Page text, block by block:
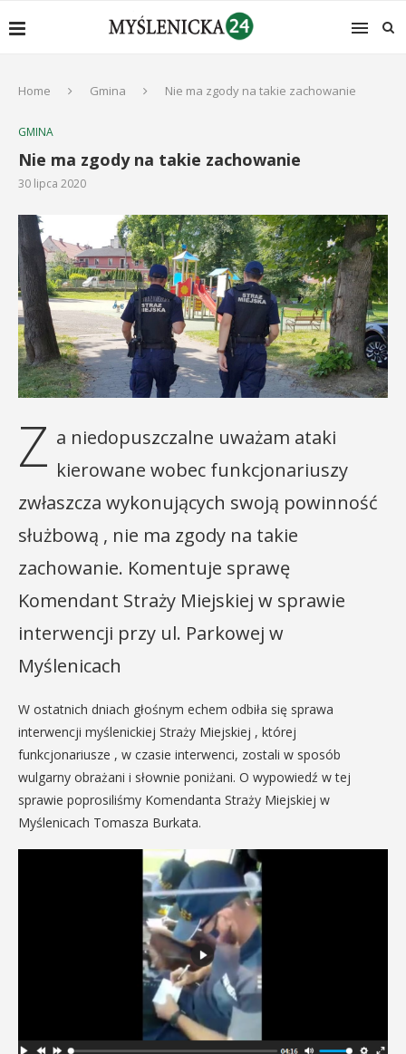
Home Gmina Nie ma zgody na takie zachowanie
GMINA
Nie ma zgody na takie zachowanie
30 lipca 2020
Z a niedopuszczalne uważam ataki
kierowane wobec funkcjonariuszy
zwłaszcza wykonujących swoją powinność
służbową , nie ma zgody na takie
zachowanie. Komentuje sprawę
Komendant Straży Miejskiej w sprawie
interwencji przy ul. Parkowej w
Myślenicach
W ostatnich dniach głośnym echem odbiła się sprawa
interwencji myślenickiej Straży Miejskiej , której
funkcjonariusze , w czasie interwenci, zostali w sposób
wulgarny obrażani i słownie poniżani. O wypowiedź w tej
sprawie poprosiliśmy Komendanta Straży Miejskiej w
Myślenicach Tomasza Burkata.